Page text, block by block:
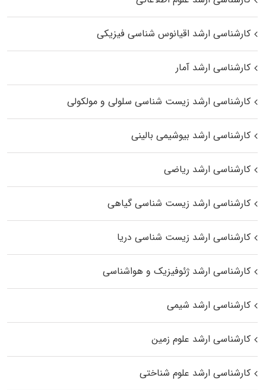
کارشناسی ارشد اقیانوس‌ شناسی فیزیکی
کارشناسی ارشد آمار
کارشناسی ارشد زیست شناسی سلولی و مولکولی
کارشناسی ارشد بیوشیمی بالینی
کارشناسی ارشد ریاضی
کارشناسی ارشد زیست‌ شناسی گیاهی
کارشناسی ارشد زیست‌ شناسی دریا
کارشناسی ارشد ژئوفیزیک و هواشناسی
کارشناسی ارشد شیمی
کارشناسی ارشد علوم زمین
کارشناسی ارشد علوم شناختی